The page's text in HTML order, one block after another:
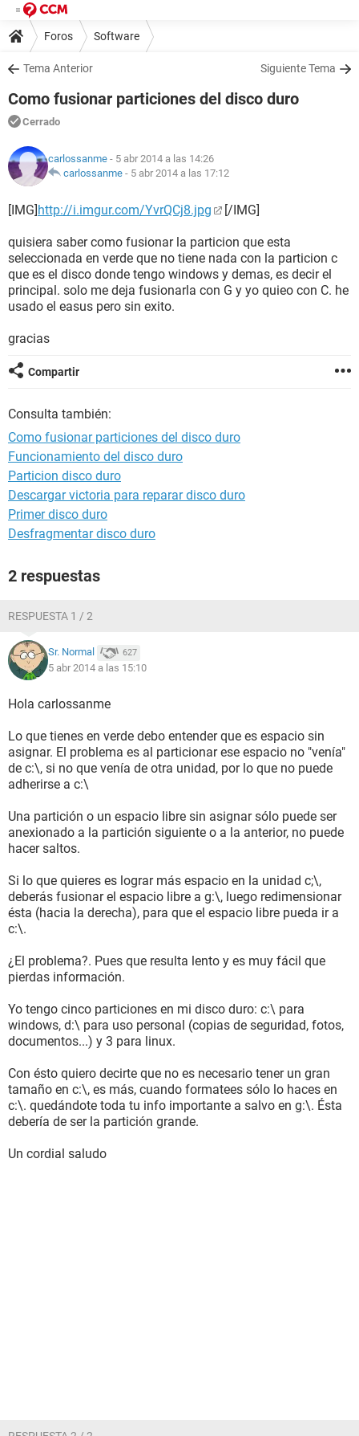
Foros Software
Tema Anterior Siguiente Tema
Como fusionar particiones del disco duro
Cerrado
carlossanme - 5 abr 2014 a las 14:26
carlossanme - 5 abr 2014 a las 17:12
[IMG]http://i.imgur.com/YvrQCj8.jpg [/IMG]
quisiera saber como fusionar la particion que esta
seleccionada en verde que no tiene nada con la particion c
que es el disco donde tengo windows y demas, es decir el
principal. solo me deja fusionarla con G y yo quieo con C. he
usado el easus pero sin exito.
gracias
Compartir
Consulta también:
Como fusionar particiones del disco duro
Funcionamiento del disco duro
Particion disco duro
Descargar victoria para reparar disco duro
Primer disco duro
Desfragmentar disco duro
2 respuestas
RESPUESTA 1 / 2
Sr. Normal 627
5 abr 2014 a las 15:10
Hola carlossanme
Lo que tienes en verde debo entender que es espacio sin
asignar. El problema es al particionar ese espacio no "venía"
de c:\, si no que venía de otra unidad, por lo que no puede
adherirse a c:\
Una partición o un espacio libre sin asignar sólo puede ser
anexionado a la partición siguiente o a la anterior, no puede
hacer saltos.
Si lo que quieres es lograr más espacio en la unidad c;\,
deberás fusionar el espacio libre a g:\, luego redimensionar
ésta (hacia la derecha), para que el espacio libre pueda ir a
c:\.
¿El problema?. Pues que resulta lento y es muy fácil que
pierdas información.
Yo tengo cinco particiones en mi disco duro: c:\ para
windows, d:\ para uso personal (copias de seguridad, fotos,
documentos...) y 3 para linux.
Con ésto quiero decirte que no es necesario tener un gran
tamaño en c:\, es más, cuando formatees sólo lo haces en
c:\. quedándote toda tu info importante a salvo en g:\. Ésta
debería de ser la partición grande.
Un cordial saludo